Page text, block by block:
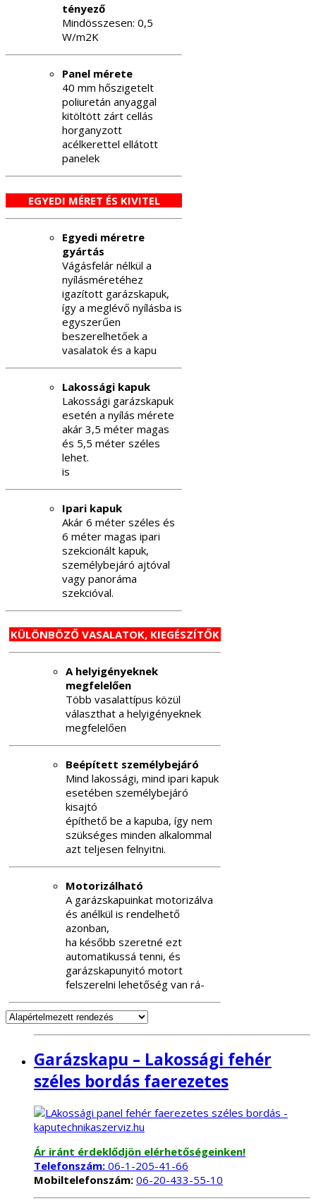
tényező
Mindösszesen: 0,5
W/m2K
Panel mérete
40 mm hőszigetelt
poliuretán anyaggal
kitöltött zárt cellás
horganyzott
acélkerettel ellátott
panelek
EGYEDI MÉRET ÉS KIVITEL
Egyedi méretre
gyártás
Vágásfelár nélkül a
nyílásméretéhez
igazított garázskapuk,
így a meglévő nyílásba is
egyszerűen
beszerelhetőek a
vasalatok és a kapu
Lakossági kapuk
Lakossági garázskapuk
esetén a nyílás mérete
akár 3,5 méter magas
és 5,5 méter széles
lehet.
is
Ipari kapuk
Akár 6 méter széles és
6 méter magas ipari
szekcionált kapuk,
személybejáró ajtóval
vagy panoráma
szekcióval.
KÜLÖNBÖZŐ VASALATOK, KIEGÉSZÍTŐK
A helyigényeknek
megfelelően
Több vasalattípus közül
választhat a helyigényeknek
megfelelően
Beépített személybejáró
Mind lakossági, mind ipari kapuk
esetében személybejáró
kisajtó
építhető be a kapuba, így nem
szükséges minden alkalommal
azt teljesen felnyitni.
Motorizálható
A garázskapuinkat motorizálva
és anélkül is rendelhető
azonban,
ha később szeretné ezt
automatikussá tenni, és
garázskapunyitó motort
felszerelni lehetőség van rá-
Garázskapu – Lakossági fehér
széles bordás faerezetes
Ár iránt érdeklődjön elérhetőségeinken!
Telefonszám: 06-1-205-41-66
Mobiltelefonszám: 06-20-433-55-10